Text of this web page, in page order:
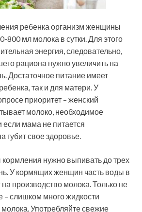
ребенка организм женщины
800 мл молока в сутки. Для этого
энергия, следовательно,
рациона нужно увеличить на
Достаточное питание имеет
так и для матери. У
приоритет – женский
молоко, необходимое
если мама не питается
губит свое здоровье.
нужно выпивать до трех
У кормящих женщин часть воды в
производство молока. Только не
– слишком много жидкости
молока. Употребляйте свежие